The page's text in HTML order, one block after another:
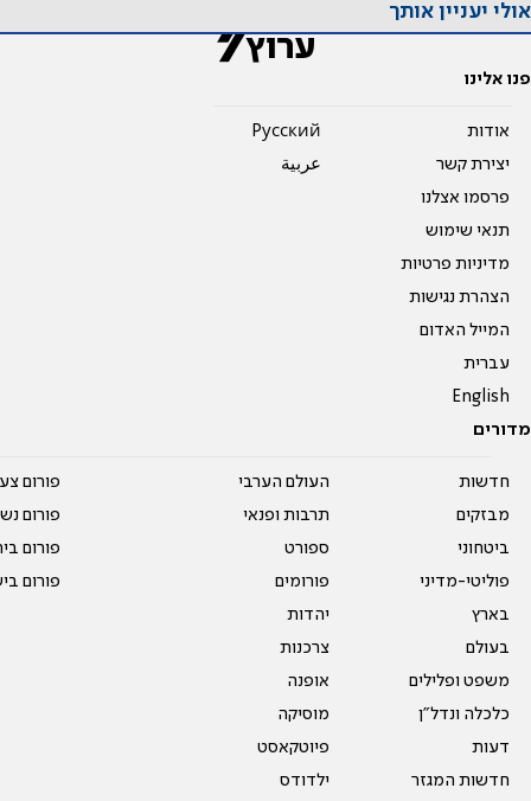
אולי יעניין אותך
פנו אלינו
אודות
יצירת קשר
פרסמו אצלנו
תנאי שימוש
מדיניות פרטיות
הצהרת נגישות
המייל האדום
עברית
English
Pусский
عربية
מדורים
חדשות
מבזקים
ביטחוני
פוליטי-מדיני
בארץ
בעולם
משפט ופלילים
כלכלה ונדל"ן
דעות
חדשות המגזר
העולם הערבי
תרבות ופנאי
ספורט
פורומים
יהדות
צרכנות
אופנה
מוסיקה
פיוטקאסט
ילדודס
פורום
פורום
פורום
פורום